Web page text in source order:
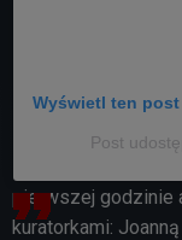
Wyświetl ten
Post
pierwszej godzinie
kuratorkami: